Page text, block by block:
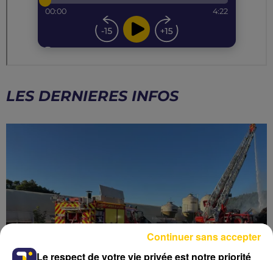
LES DERNIERES INFOS
Le respect de votre vie privée est notre priorité
Continuer sans accepter